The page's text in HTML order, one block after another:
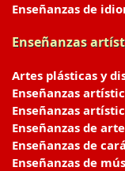
Enseñanzas de
Enseñanzas
Artes plásticas y
Enseñanzas
Enseñanzas
Enseñanzas de
Enseñanzas de
Enseñanzas de